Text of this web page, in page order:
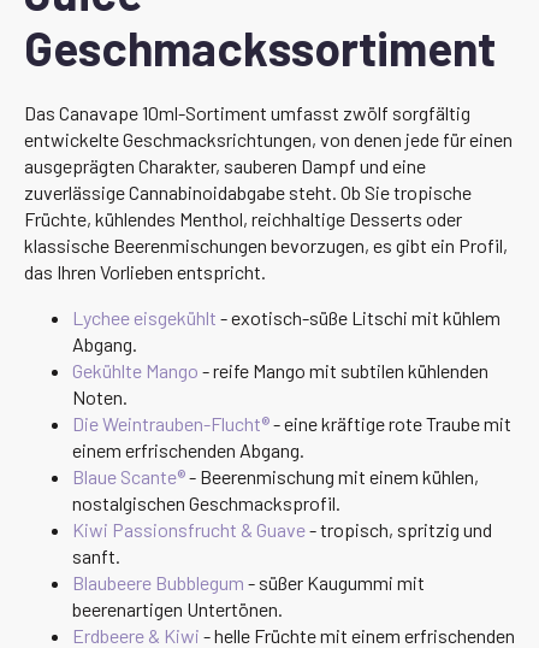
Geschmackssortiment
Das Canavape 10ml-Sortiment umfasst zwölf sorgfältig
entwickelte Geschmacksrichtungen, von denen jede für einen
ausgeprägten Charakter, sauberen Dampf und eine
zuverlässige Cannabinoidabgabe steht. Ob Sie tropische
Früchte, kühlendes Menthol, reichhaltige Desserts oder
klassische Beerenmischungen bevorzugen, es gibt ein Profil,
das Ihren Vorlieben entspricht.
Lychee eisgekühlt - exotisch-süße Litschi mit kühlem
Abgang.
Gekühlte Mango - reife Mango mit subtilen kühlenden
Noten.
Die Weintrauben-Flucht®- eine kräftige rote Traube mit
einem erfrischenden Abgang.
Blaue Scante®- Beerenmischung mit einem kühlen,
nostalgischen Geschmacksprofil.
Kiwi Passionsfrucht & Guave- tropisch, spritzig und
sanft.
Blaubeere Bubblegum - süßer Kaugummi mit
beerenartigen Untertönen.
Erdbeere & Kiwi - helle Früchte mit einem erfrischenden